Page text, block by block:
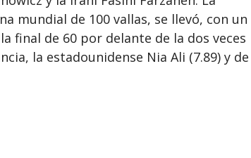
mundial de 100 vallas, se llevó, con un
final de 60 por delante de la dos veces
la estadounidense Nia Ali (7.89) y de